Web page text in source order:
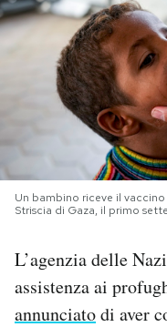
PODCAST
NEWSLETTER
I MIEI PREFERITI
SHOP
CALENDARIO
AREA PERSONALE
Un bambino riceve il
Striscia di Gaza, il primo
L’agenzia delle
assistenza ai
annunciatodi aver